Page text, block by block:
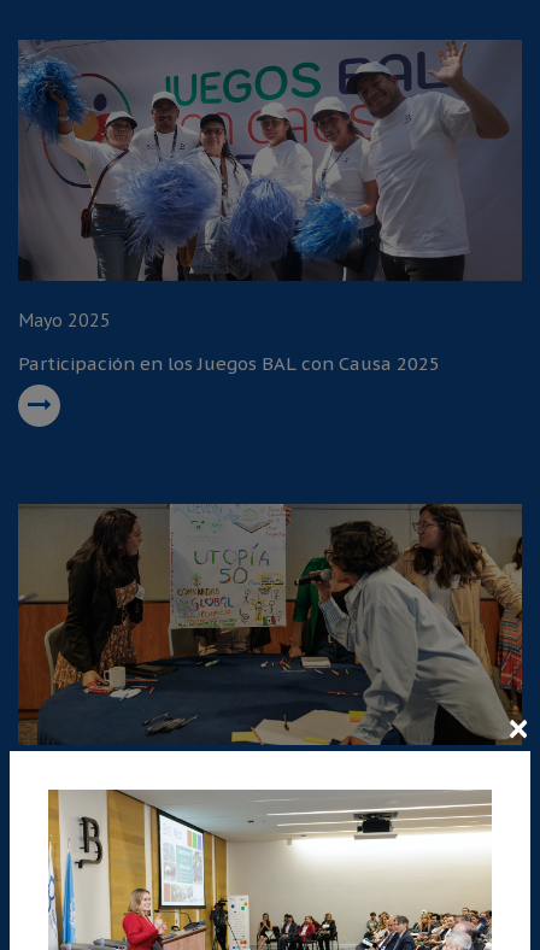
Mayo 2025
Participación en los Juegos BAL con Causa 2025
Marzo 2025
Tercer Encuentro de Organizaciones Aliadas
×